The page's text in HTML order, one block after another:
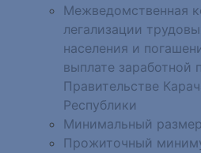
Межведомственная
легализации
населения и
выплате заработной
Правительстве
Республики
Минимальный
Прожиточный